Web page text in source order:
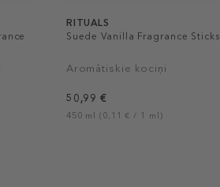
RITUALS
Suede Vanilla Fragrance Sticks
Aromātiskie kociņi
50,99 €
450 ml (0,11 € / 1 ml)